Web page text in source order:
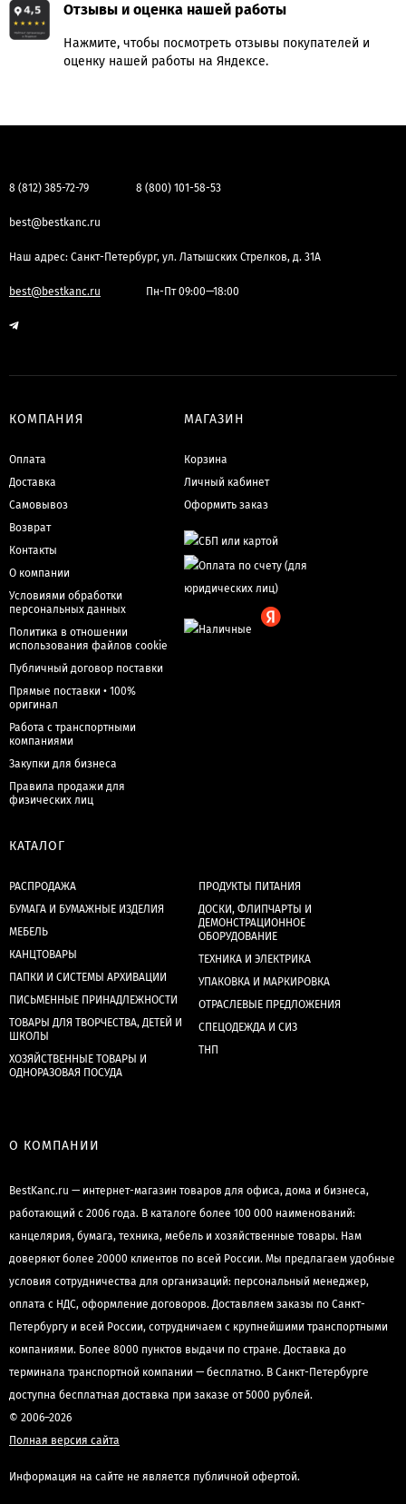
Отзывы и оценка нашей работы
Нажмите, чтобы посмотреть отзывы покупателей и
оценку нашей работы на Яндексе.
8 (812) 385-72-79 8 (800) 101-58-53
best@bestkanc.ru
Наш адрес: Санкт-Петербург, ул. Латышских Стрелков, д. 31А
best@bestkanc.ru Пн-Пт 09:00—18:00
КОМПАНИЯ
Оплата
Доставка
Самовывоз
Возврат
Контакты
О компании
Условиями обработки
персональных данных
Политика в отношении
использования файлов cookie
Публичный договор поставки
Прямые поставки • 100%
оригинал
Работа с транспортными
компаниями
Закупки для бизнеса
Правила продажи для
физических лиц
МАГАЗИН
Корзина
Личный кабинет
Оформить заказ
КАТАЛОГ
РАСПРОДАЖА
БУМАГА И БУМАЖНЫЕ ИЗДЕЛИЯ
МЕБЕЛЬ
КАНЦТОВАРЫ
ПАПКИ И СИСТЕМЫ АРХИВАЦИИ
ПИСЬМЕННЫЕ ПРИНАДЛЕЖНОСТИ
ТОВАРЫ ДЛЯ ТВОРЧЕСТВА, ДЕТЕЙ И
ШКОЛЫ
ХОЗЯЙСТВЕННЫЕ ТОВАРЫ И
ОДНОРАЗОВАЯ ПОСУДА
ПРОДУКТЫ ПИТАНИЯ
ДОСКИ, ФЛИПЧАРТЫ И
ДЕМОНСТРАЦИОННОЕ
ОБОРУДОВАНИЕ
ТЕХНИКА И ЭЛЕКТРИКА
УПАКОВКА И МАРКИРОВКА
ОТРАСЛЕВЫЕ ПРЕДЛОЖЕНИЯ
СПЕЦОДЕЖДА И СИЗ
ТНП
О КОМПАНИИ
BestKanc.ru — интернет-магазин товаров для офиса, дома и бизнеса,
работающий с 2006 года. В каталоге более 100 000 наименований:
канцелярия, бумага, техника, мебель и хозяйственные товары. Нам
доверяют более 20000 клиентов по всей России. Мы предлагаем удобные
условия сотрудничества для организаций: персональный менеджер,
оплата с НДС, оформление договоров. Доставляем заказы по Санкт-
Петербургу и всей России, сотрудничаем с крупнейшими транспортными
компаниями. Более 8000 пунктов выдачи по стране. Доставка до
терминала транспортной компании — бесплатно. В Санкт-Петербурге
доступна бесплатная доставка при заказе от 5000 рублей.
© 2006–2026
Полная версия сайта
Информация на сайте не является публичной офертой.